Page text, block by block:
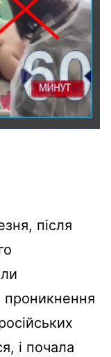
після
проникнення
і почала